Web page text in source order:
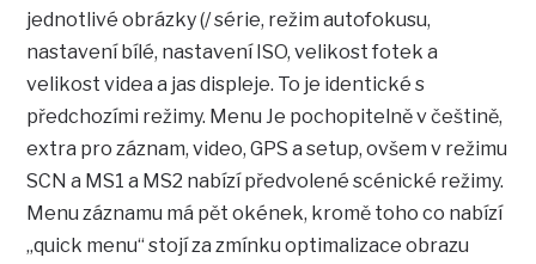
jednotlivé obrázky (/ série, režim autofokusu,
nastavení bílé, nastavení ISO, velikost fotek a
velikost videa a jas displeje. To je identické s
předchozími režimy. Menu Je pochopitelně v češtině,
extra pro záznam, video, GPS a setup, ovšem v režimu
SCN a MS1 a MS2 nabízí předvolené scénické režimy.
Menu záznamu má pět okének, kromě toho co nabízí
„quick menu“ stojí za zmínku optimalizace obrazu